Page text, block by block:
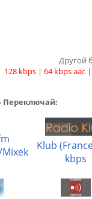
Другой
128 kbps | 64 kbps aac
Переключай:
Klub
kbps